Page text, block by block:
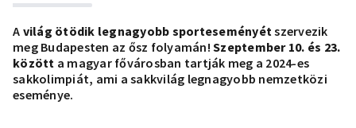
A világ ötödik legnagyobb sporteseményétszervezik
meg Budapesten az ősz folyamán! Szeptember 10. és 23.
között a magyar fővárosban tartják meg a 2024-es
sakkolimpiát, ami a sakkvilág legnagyobb nemzetközi
eseménye.